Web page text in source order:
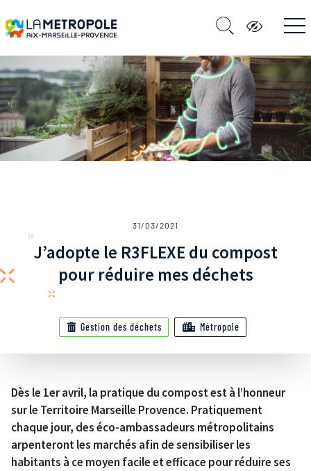
31/03/2021
J’adopte le R3FLEXE du compost
pour réduire mes déchets
Gestion des déchets Métropole
Dès le 1er avril, la pratique du compost est à l’honneur
sur le Territoire Marseille Provence. Pratiquement
chaque jour, des éco-ambassadeurs métropolitains
arpenteront les marchés afin de sensibiliser les
habitants à ce moyen facile et efficace pour réduire ses